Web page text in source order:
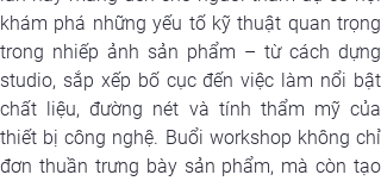
khám phá những yếu tố kỹ thuật quan trọng
trong nhiếp ảnh sản phẩm – từ cách dựng
studio, sắp xếp bố cục đến việc làm nổi bật
chất liệu, đường nét và tính thẩm mỹ của
thiết bị công nghệ. Buổi workshop không chỉ
đơn thuần trưng bày sản phẩm, mà còn tạo